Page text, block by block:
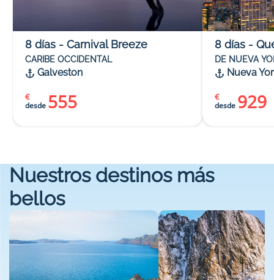
8 días - Carnival Breeze
CARIBE OCCIDENTAL
Galveston
desde 555
€
8 días -
DE NUEVA
Nueva
desde 929
€
Nuestros destinos más
bellos